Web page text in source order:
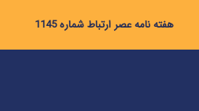
هفته نامه عصر ارتباط شماره 1145